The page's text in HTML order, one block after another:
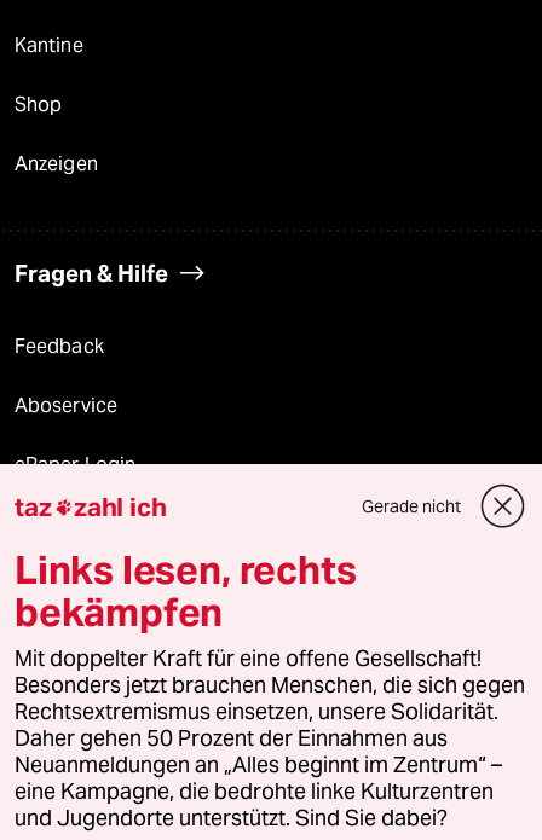
Kantine
Shop
Anzeigen
Fragen & Hilfe
Feedback
Aboservice
ePaper Login
Downloads für Abonnierende
© 2026 taz Verlags und Vertriebs GmbH
Alle Rechte vorbehalten. Bei rechtlichen Fragen oder für Genehmigungen
wenden Sie sich bitte an lizenzen@taz.de
Feedback Redaktionsstatut Kommune-Richtlinien
Leitlinie Informant Datenschutz Impressum AGB
taz zahl ich Gerade nicht
Links lesen, rechts
bekämpfen
Mit doppelter Kraft für eine offene Gesellschaft!
Besonders jetzt brauchen Menschen, die sich gegen
Rechtsextremismus einsetzen, unsere Solidarität.
Daher gehen 50 Prozent der Einnahmen aus
Neuanmeldungen an „Alles beginnt im Zentrum“ –
eine Kampagne, die bedrohte linke Kulturzentren
und Jugendorte unterstützt. Sind Sie dabei?